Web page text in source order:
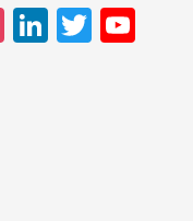
Instagram
LinkedIn